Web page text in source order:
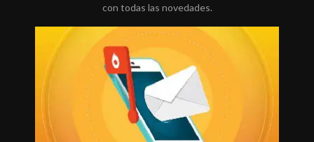
con todas las novedades.